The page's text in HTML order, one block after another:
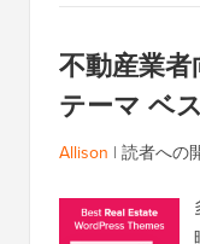
不動産業
テーマ ベ
Allison | 読者への